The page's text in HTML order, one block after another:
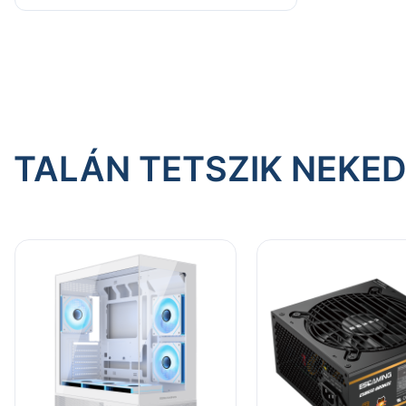
TALÁN TETSZIK NEKED